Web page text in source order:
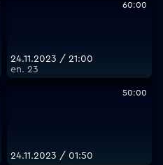
60:00
24.11.2023 / 21:00
еп. 23
50:00
24.11.2023 / 01:50